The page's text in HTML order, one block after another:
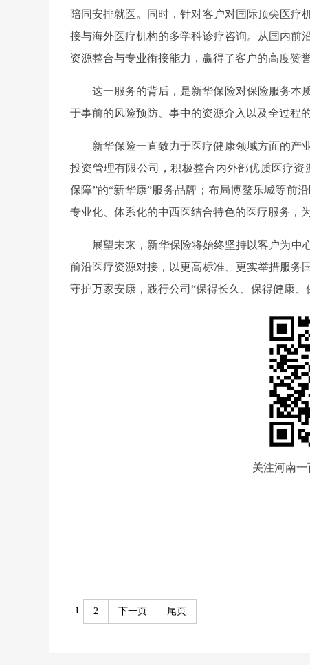
陪同安排就医。同时，针对客户对国际顶尖医疗
接与海外医疗机构的多学科诊疗咨询。从国内前
资源整合与专业衔接能力，赢得了客户的高度赞誉
这一服务的背后，是新华保险对保险服务本
于事前的风险预防、事中的资源介入以及全过程
新华保险一直致力于医疗健康领域方面的产
投资管理有限公司，积极整合内外部优质医疗
保障”的“新华康”服务品牌；布局博鳌乐城等前
专业化、体系化的中西医结合特色的医疗服务，
展望未来，新华保险将始终坚持以客户为中
前沿医疗资源对接，以更高标准、更实举措服务
守护万家安康，践行公司“保得长久、保得健康、
关注河南
1 2 下一页 尾页